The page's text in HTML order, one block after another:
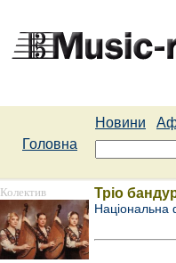
Новини
Головна
Колектив Тріо
Національна